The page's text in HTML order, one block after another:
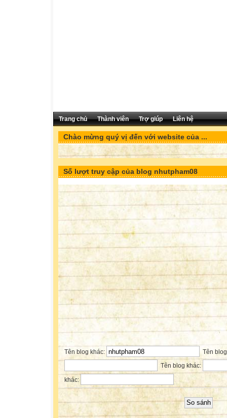
Trang chủ Thành viên Trợ giúp Liên hệ
Chào mừng quý vị đến với website của ...
Số lượt truy cập của blog nhutpham08
Tên blog khác:
Tên
Tên blog khác:
khác: